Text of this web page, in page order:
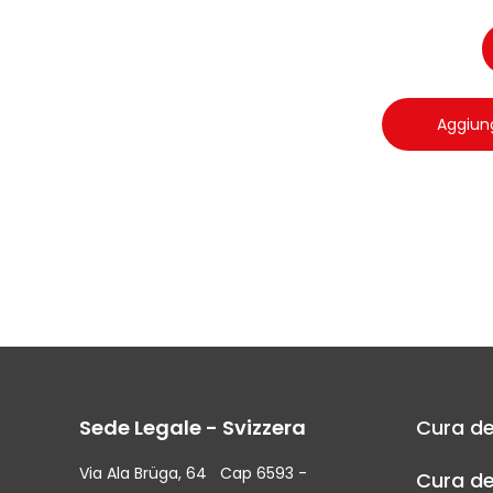
Sede Legale - Svizzera
Via Ala Brüga, 64 Cap 6593 -
Cura
Cura